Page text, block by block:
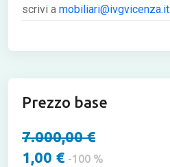
scrivi a mobiliari@ivgvicenza.it
Prezzo base
7.000,00 €
1,00 € -100 %